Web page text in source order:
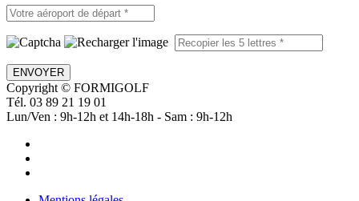
ENVOYER
Copyright © FORMIGOLF
Tél. 03 89 21 19 01
Lun/Ven : 9h-12h et 14h-18h - Sam : 9h-12h